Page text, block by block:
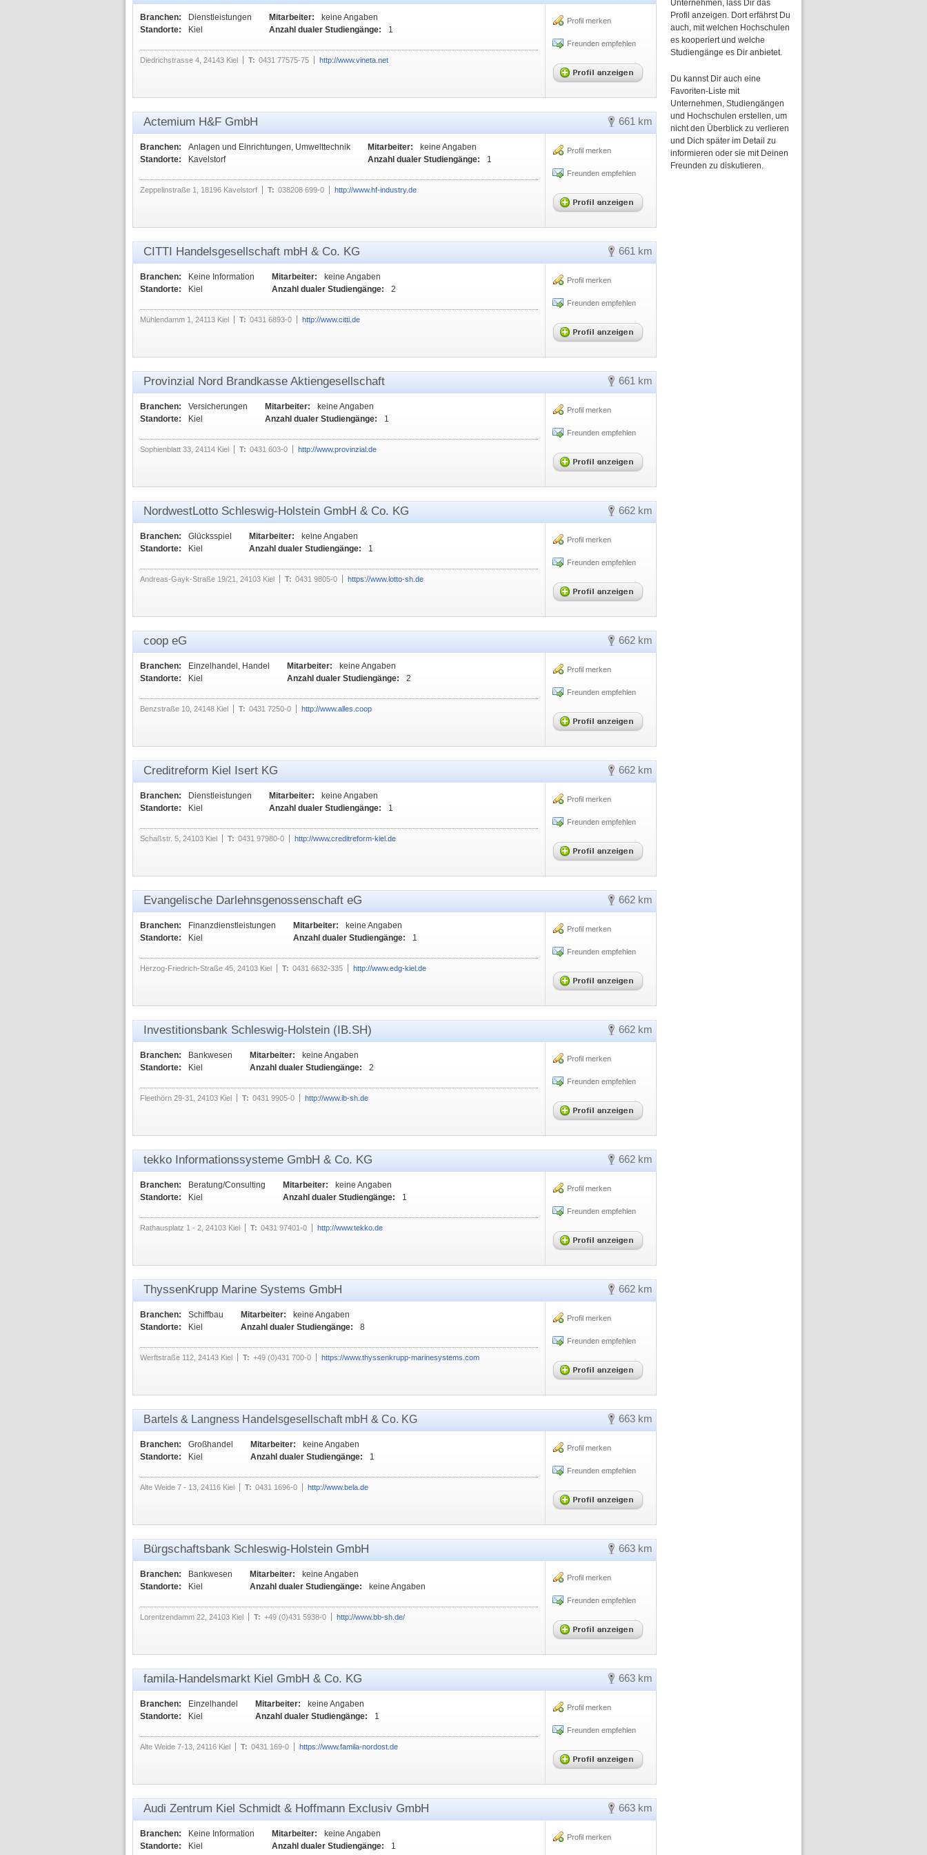
Branchen:
Dienstleistungen
Standorte:
Kiel
Mitarbeiter:
keine Angaben
Anzahl dualer Studiengänge:
1
Diedrichstrasse 4, 24143 Kiel T: 0431 77575-75 http://www.vineta.net
Profil merken
Freunden empfehlen
661 km
Actemium H&F GmbH
Branchen:
Anlagen und Einrichtungen, Umwelttechnik
Standorte:
Kavelstorf
Mitarbeiter:
keine Angaben
Anzahl dualer Studiengänge:
1
Zeppelinstraße 1, 18196 Kavelstorf T: 038208 699-0 http://www.hf-industry.de
Profil merken
Freunden empfehlen
661 km
CITTI Handelsgesellschaft mbH & Co. KG
Branchen:
Keine Information
Standorte:
Kiel
Mitarbeiter:
keine Angaben
Anzahl dualer Studiengänge:
2
Mühlendamm 1, 24113 Kiel T: 0431 6893-0 http://www.citti.de
Profil merken
Freunden empfehlen
661 km
Provinzial Nord Brandkasse Aktiengesellschaft
Branchen:
Versicherungen
Standorte:
Kiel
Mitarbeiter:
keine Angaben
Anzahl dualer Studiengänge:
1
Sophienblatt 33, 24114 Kiel T: 0431 603-0 http://www.provinzial.de
Profil merken
Freunden empfehlen
662 km
NordwestLotto Schleswig-Holstein GmbH & Co. KG
Branchen:
Glücksspiel
Standorte:
Kiel
Mitarbeiter:
keine Angaben
Anzahl dualer Studiengänge:
1
Andreas-Gayk-Straße 19/21, 24103 Kiel T: 0431 9805-0 https://www.lotto-sh.de
Profil merken
Freunden empfehlen
662 km
coop eG
Branchen:
Einzelhandel, Handel
Standorte:
Kiel
Mitarbeiter:
keine Angaben
Anzahl dualer Studiengänge:
2
Benzstraße 10, 24148 Kiel T: 0431 7250-0 http://www.alles.coop
Profil merken
Freunden empfehlen
662 km
Creditreform Kiel Isert KG
Branchen:
Dienstleistungen
Standorte:
Kiel
Mitarbeiter:
keine Angaben
Anzahl dualer Studiengänge:
1
Schaßstr. 5, 24103 Kiel T: 0431 97980-0 http://www.creditreform-kiel.de
Profil merken
Freunden empfehlen
662 km
Evangelische Darlehnsgenossenschaft eG
Branchen:
Finanzdienstleistungen
Standorte:
Kiel
Mitarbeiter:
keine Angaben
Anzahl dualer Studiengänge:
1
Herzog-Friedrich-Straße 45, 24103 Kiel T: 0431 6632-335 http://www.edg-kiel.de
Profil merken
Freunden empfehlen
662 km
Investitionsbank Schleswig-Holstein (IB.SH)
Branchen:
Bankwesen
Standorte:
Kiel
Mitarbeiter:
keine Angaben
Anzahl dualer Studiengänge:
2
Fleethörn 29-31, 24103 Kiel T: 0431 9905-0 http://www.ib-sh.de
Profil merken
Freunden empfehlen
662 km
tekko Informationssysteme GmbH & Co. KG
Branchen:
Beratung/Consulting
Standorte:
Kiel
Mitarbeiter:
keine Angaben
Anzahl dualer Studiengänge:
1
Rathausplatz 1 - 2, 24103 Kiel T: 0431 97401-0 http://www.tekko.de
Profil merken
Freunden empfehlen
662 km
ThyssenKrupp Marine Systems GmbH
Branchen:
Schiffbau
Standorte:
Kiel
Mitarbeiter:
keine Angaben
Anzahl dualer Studiengänge:
8
Werftstraße 112, 24143 Kiel T: +49 (0)431 700-0 https://www.thyssenkrupp-marinesystems.com
Profil merken
Freunden empfehlen
663 km
Bartels & Langness Handelsgesellschaft mbH & Co. KG
Branchen:
Großhandel
Standorte:
Kiel
Mitarbeiter:
keine Angaben
Anzahl dualer Studiengänge:
1
Alte Weide 7 - 13, 24116 Kiel T: 0431 1696-0 http://www.bela.de
Profil merken
Freunden empfehlen
663 km
Bürgschaftsbank Schleswig-Holstein GmbH
Branchen:
Bankwesen
Standorte:
Kiel
Mitarbeiter:
keine Angaben
Anzahl dualer Studiengänge:
keine Angaben
Lorentzendamm 22, 24103 Kiel T: +49 (0)431 5938-0 http://www.bb-sh.de/
Profil merken
Freunden empfehlen
663 km
famila-Handelsmarkt Kiel GmbH & Co. KG
Branchen:
Einzelhandel
Standorte:
Kiel
Mitarbeiter:
keine Angaben
Anzahl dualer Studiengänge:
1
Alte Weide 7-13, 24116 Kiel T: 0431 169-0 https://www.famila-nordost.de
Profil merken
Freunden empfehlen
663 km
Audi Zentrum Kiel Schmidt & Hoffmann Exclusiv GmbH
Branchen:
Keine Information
Standorte:
Kiel
Mitarbeiter:
keine Angaben
Anzahl dualer Studiengänge:
1
Profil merken
Unternehmen, lass Dir das
Profil anzeigen. Dort erfährst Du
auch, mit welchen Hochschulen
es kooperiert und welche
Studiengänge es Dir anbietet.
Du kannst Dir auch eine
Favoriten-Liste mit
Unternehmen, Studiengängen
und Hochschulen erstellen, um
nicht den Überblick zu verlieren
und Dich später im Detail zu
informieren oder sie mit Deinen
Freunden zu diskutieren.